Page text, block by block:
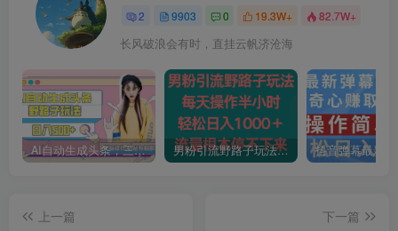
2 9903 0 19.3W+ 82.7W+
长风破浪会有时，直挂云帆济沧海
AI自动生成头条，三天必起号，三分钟轻松发布内容，复制粘贴，保姆级教… 男粉引流野路子玩法，每天操作半小时轻松日入1000＋，流量根本停不下来
上一篇
下一篇